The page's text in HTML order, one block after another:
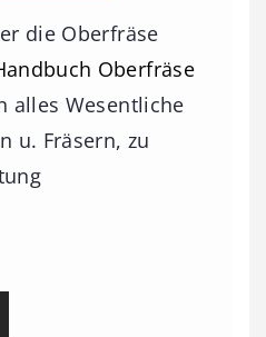
die Oberfräse
Oberfräse
alles Wesentliche
u. Fräsern, zu